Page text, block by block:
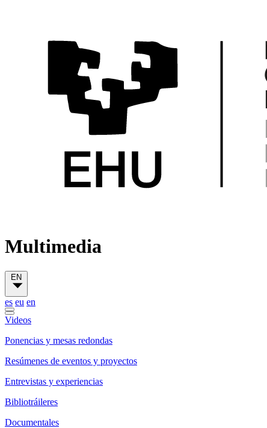
Multimedia
EN
es eu en
Videos
Ponencias y mesas redondas
Resúmenes de eventos y proyectos
Entrevistas y experiencias
Bibliotráileres
Documentales